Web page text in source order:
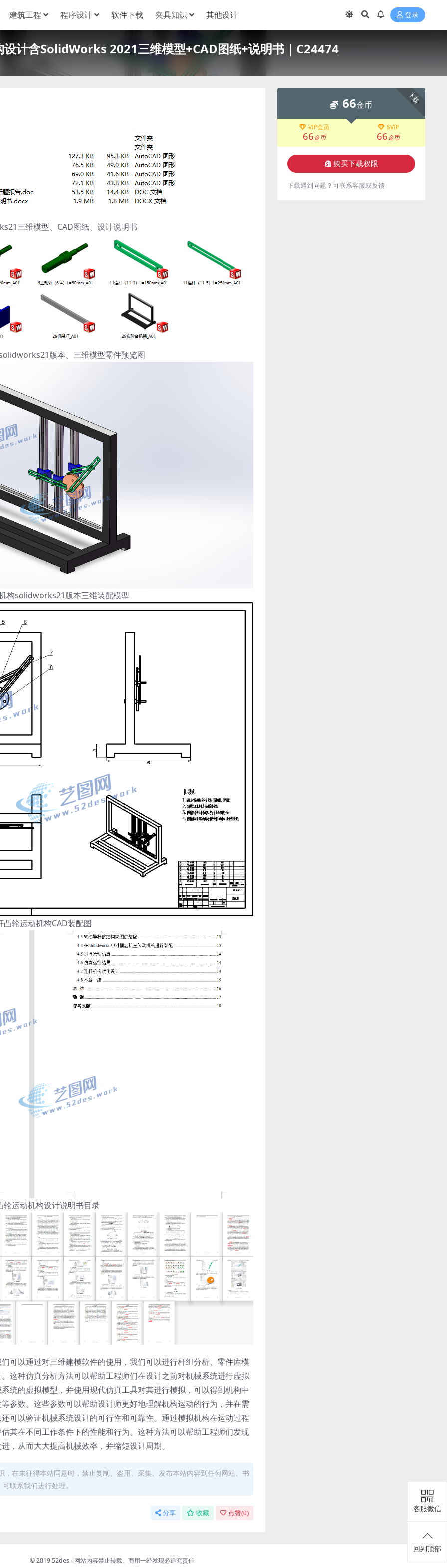
建筑工程 程序设计 软件下载 夹具知识 其他设计 登录
设计含SolidWorks 2021三维模型+CAD图纸+说明书｜C24474
三维模型、CAD图纸、设计说明书
版本、三维模型零件预览图
构solidworks21版本三维装配模型
凸轮运动机构CAD装配图
轮运动机构设计说明书目录
可以通过对三维建模软件的使用，我们可以进行杆组分析、零件库模
这种仿真分析方法可以帮助工程师们在设计之前对机械系统进行虚拟
统的虚拟模型，并使用现代仿真工具对其进行模拟，可以得到机构中
参数。这些参数可以帮助设计师更好地理解机构运动的行为，并在需
可以验证机械系统设计的可行性和可靠性。通过模拟机构在运动过程
其在不同工作条件下的性能和行为。这种方法可以帮助工程师们发现
，从而大大提高机械效率，并缩短设计周期。
在未征得本站同意时，禁止复制、盗用、采集、发布本站内容到任何网站、书
联系我们进行处理。
分享 收藏 点赞(0)
下载
66金币
VIP会员
66金币
SVIP
66金币
购买下载权限
下载遇到问题？可联系客服或反馈
客服微信
回到顶部
© 2019 52des - 网站内容禁止转载、商用一经发现必追究责任